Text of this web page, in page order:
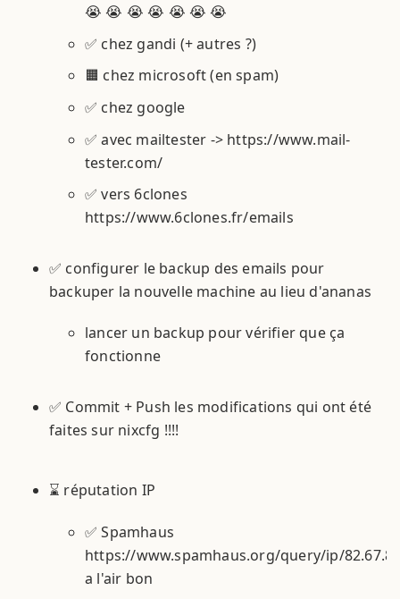
😭 😭 😭 😭 😭 😭 😭
✅ chez gandi (+ autres ?)
🟧 chez microsoft (en spam)
✅ chez google
✅ avec mailtester -> https://www.mail-
tester.com/
✅ vers 6clones
https://www.6clones.fr/emails
✅ configurer le backup des emails pour
backuper la nouvelle machine au lieu d'ananas
lancer un backup pour vérifier que ça
fonctionne
✅ Commit + Push les modifications qui ont été
faites sur nixcfg !!!!
⌛ réputation IP
✅ Spamhaus
https://www.spamhaus.org/query/ip/
a l'air bon